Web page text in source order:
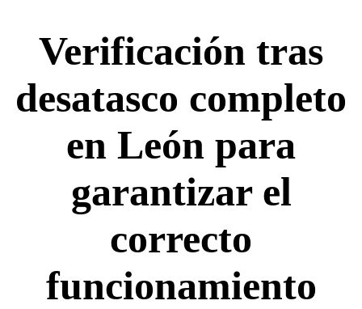
Verificación tras
desatasco completo
en León para
garantizar el
correcto
funcionamiento